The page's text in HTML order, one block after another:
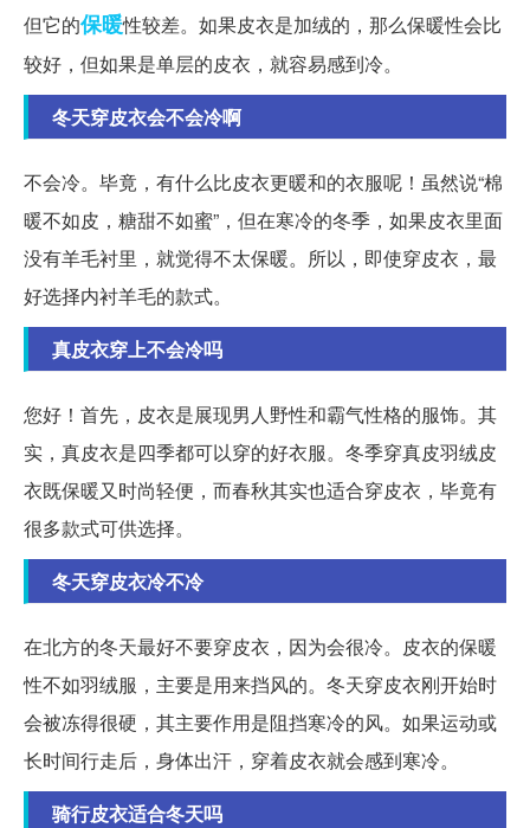
但它的保暖性较差。如果皮衣是加绒的，那么保暖性会比
较好，但如果是单层的皮衣，就容易感到冷。
冬天穿皮衣会不会冷啊
不会冷。毕竟，有什么比皮衣更暖和的衣服呢！虽然说“棉
暖不如皮，糖甜不如蜜”，但在寒冷的冬季，如果皮衣里面
没有羊毛衬里，就觉得不太保暖。所以，即使穿皮衣，最
好选择内衬羊毛的款式。
真皮衣穿上不会冷吗
您好！首先，皮衣是展现男人野性和霸气性格的服饰。其
实，真皮衣是四季都可以穿的好衣服。冬季穿真皮羽绒皮
衣既保暖又时尚轻便，而春秋其实也适合穿皮衣，毕竟有
很多款式可供选择。
冬天穿皮衣冷不冷
在北方的冬天最好不要穿皮衣，因为会很冷。皮衣的保暖
性不如羽绒服，主要是用来挡风的。冬天穿皮衣刚开始时
会被冻得很硬，其主要作用是阻挡寒冷的风。如果运动或
长时间行走后，身体出汗，穿着皮衣就会感到寒冷。
骑行皮衣适合冬天吗